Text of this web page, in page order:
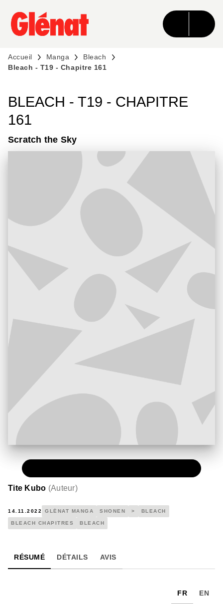
MENU RECHERCHE CONTENU
PIED DE PAGE
Accueil Manga
Bleach
Bleach - T19 - Chapitre 161
BLEACH - T19 - CHAPITRE
161
Scratch the Sky
Tite Kubo (Auteur)
14.11.2022 GLÉNAT MANGA SHONEN > BLEACH
BLEACH CHAPITRES BLEACH
RÉSUMÉ DÉTAILS AVIS
FR EN